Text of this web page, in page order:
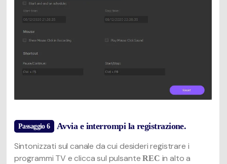
Passaggio 6 Avvia e interrompi la registrazione.
Sintonizzati sul canale da cui desideri registrare i
programmi TV e clicca sul pulsanteREC in alto a